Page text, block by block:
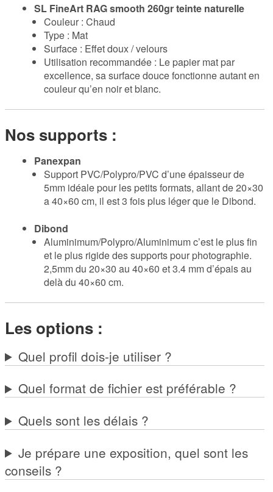
SL FineArt RAG smooth 260gr teinte naturelle
Couleur : Chaud
Type : Mat
Surface : Effet doux / velours
Utilisation recommandée : Le papier mat par
excellence, sa surface douce fonctionne autant en
couleur qu’en noir et blanc.
Nos supports :
Panexpan
Support PVC/Polypro/PVC d’une épaisseur de
5mm idéale pour les petits formats, allant de 20×30
a 40×60 cm, il est 3 fois plus léger que le Dibond.
Dibond
Aluminimum/Polypro/Aluminimum c’est le plus fin
et le plus rigide des supports pour photographie.
2,5mm du 20×30 au 40×60 et 3.4 mm d’épais au
delà du 40×60 cm.
Les options :
Quel profil dois-je utiliser ?
Quel format de fichier est préférable ?
Quels sont les délais ?
Je prépare une exposition, quel sont les
conseils ?